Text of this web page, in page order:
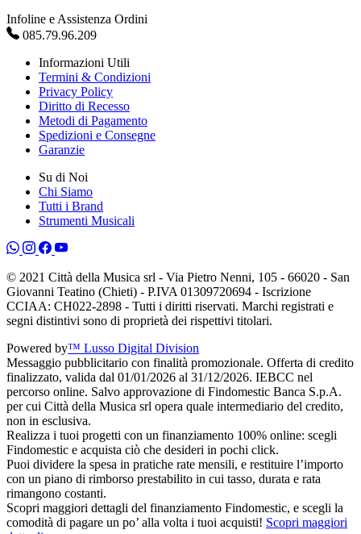
Infoline e Assistenza Ordini
085.79.96.209
Informazioni Utili
Termini & Condizioni
Privacy Policy
Diritto di Recesso
Metodi di Pagamento
Spedizioni e Consegne
Garanzie
Su di Noi
Chi Siamo
Tutti i Brand
Strumenti Musicali
© 2021 Città della Musica srl - Via Pietro Nenni, 105 - 66020 - San
Giovanni Teatino (Chieti) - P.IVA 01309720694 - Iscrizione
CCIAA: CH022-2898 - Tutti i diritti riservati. Marchi registrati e
segni distintivi sono di proprietà dei rispettivi titolari.
Powered by™ Lusso Digital Division
Messaggio pubblicitario con finalità promozionale. Offerta di credito
finalizzato, valida dal 01/01/2026 al 31/12/2026. IEBCC nel
percorso online. Salvo approvazione di Findomestic Banca S.p.A.
per cui Città della Musica srl opera quale intermediario del credito,
non in esclusiva.
Realizza i tuoi progetti con un finanziamento 100% online: scegli
Findomestic e acquista ciò che desideri in pochi click.
Puoi dividere la spesa in pratiche rate mensili, e restituire l’importo
con un piano di rimborso prestabilito in cui tasso, durata e rata
rimangono costanti.
Scopri maggiori dettagli del finanziamento Findomestic, e scegli la
comodità di pagare un po’ alla volta i tuoi acquisti! Scopri maggiori